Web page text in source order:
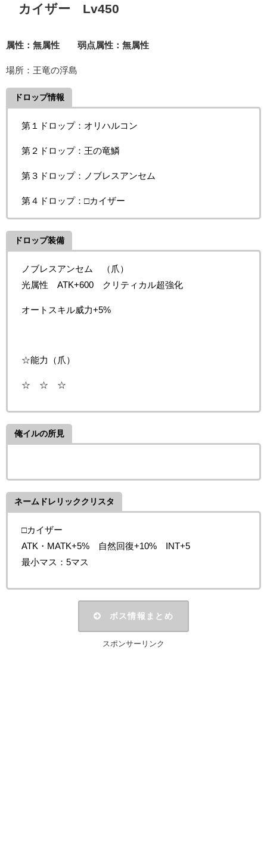
カイザー Lv450
属性：無属性 弱点属性：無属性
場所：王竜の浮島
ドロップ情報
第１ドロップ：オリハルコン
第２ドロップ：王の竜鱗
第３ドロップ：ノブレスアンセム
第４ドロップ：□カイザー
ドロップ装備
ノブレスアンセム
（爪）
光属性 ATK+600 クリティカル超強化
オートスキル威力+5%
☆能力（爪）
☆ ☆ ☆
俺イルの所見
ネームドレリッククリスタ
□カイザー
ATK・MATK+5% 自然回復+10% INT+5
最小マス：5マス
ボス情報まとめ
スポンサーリンク